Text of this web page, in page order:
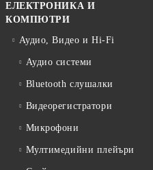
ЕЛЕКТРОНИКА И
КОМПЮТРИ
Аудио, Видео и Hi-Fi
Аудио системи
Bluetooth слушалки
Видеорегистратори
Микрофони
Мултимедийни плейъри